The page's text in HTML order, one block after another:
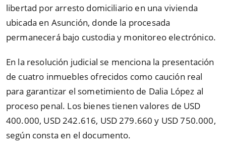
libertad por arresto domiciliario en una vivienda
ubicada en Asunción, donde la procesada
permanecerá bajo custodia y monitoreo electrónico.
En la resolución judicial se menciona la presentación
de cuatro inmuebles ofrecidos como caución real
para garantizar el sometimiento de Dalia López al
proceso penal. Los bienes tienen valores de USD
400.000, USD 242.616, USD 279.660 y USD 750.000,
según consta en el documento.